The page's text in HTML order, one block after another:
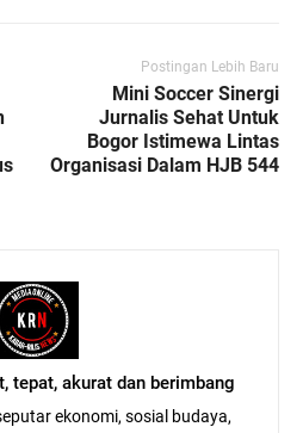
Postingan Lebih Baru
Mini Soccer Sinergi
Jurnalis Sehat Untuk
Bogor Istimewa Lintas
Organisasi Dalam HJB 544
tepat, akurat dan berimbang
ekonomi, sosial budaya,